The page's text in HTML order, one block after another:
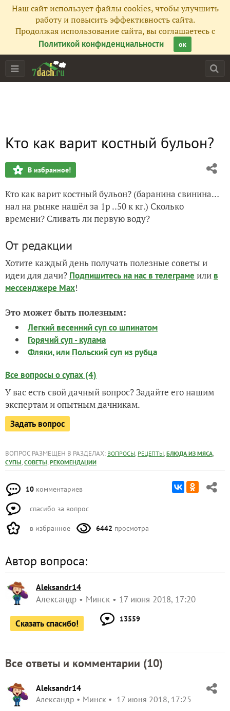
Наш сайт использует файлы cookies, чтобы улучшить
работу и повысить эффективность сайта.
Продолжая использование сайта, вы соглашаетесь с
Политикой конфиденциальности
ок
Кто как варит костный бульон?
В избранное!
Кто как варит костный бульон? (баранина свинина…
нал на рынке нашёл за 1р ..50 к кг.) Сколько
времени? Сливать ли первую воду?
От редакции
Хотите каждый день получать полезные советы и
идеи для дачи? Подпишитесь на нас в телеграме или в
мессенджере Max!
Это может быть полезным:
Легкий весенний суп со шпинатом
Горячий суп - кулама
Фляки, или Польский суп из рубца
Все вопросы о супах (4)
У вас есть свой дачный вопрос? Задайте его нашим
экспертам и опытным дачникам.
Задать вопрос
ВОПРОС РАЗМЕЩЕН В РАЗДЕЛАХ: ВОПРОСЫ, РЕЦЕПТЫ, БЛЮДА ИЗ МЯСА,
СУПЫ, СОВЕТЫ, РЕКОМЕНДАЦИИ
10 комментариев
спасибо за вопрос
в избранное 6442 просмотра
Автор вопроса:
Aleksandr14
Александр Минск 17 июня 2018, 17:20
Сказать спасибо! 13559
Все ответы и комментарии (10)
Aleksandr14
Александр
Минск 17 июня 2018, 17:25